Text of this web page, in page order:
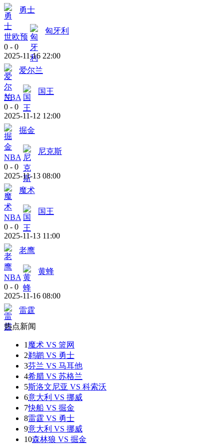
勇士
世欧预
匈牙利
0 - 0
2025-11-16 22:00
爱尔兰
NBA
国王
0 - 0
2025-11-12 12:00
掘金
NBA
尼克斯
0 - 0
2025-11-13 08:00
魔术
NBA
国王
0 - 0
2025-11-13 11:00
老鹰
NBA
黄蜂
0 - 0
2025-11-16 08:00
雷霆
热点新闻
1 魔术 VS 篮网
2鹈鹕 VS 勇士
3芬兰 VS 马耳他
4希腊 VS 苏格兰
5斯洛文尼亚 VS 科索沃
6意大利 VS 挪威
7快船 VS 掘金
8雷霆 VS 勇士
9意大利 VS 挪威
10森林狼 VS 掘金